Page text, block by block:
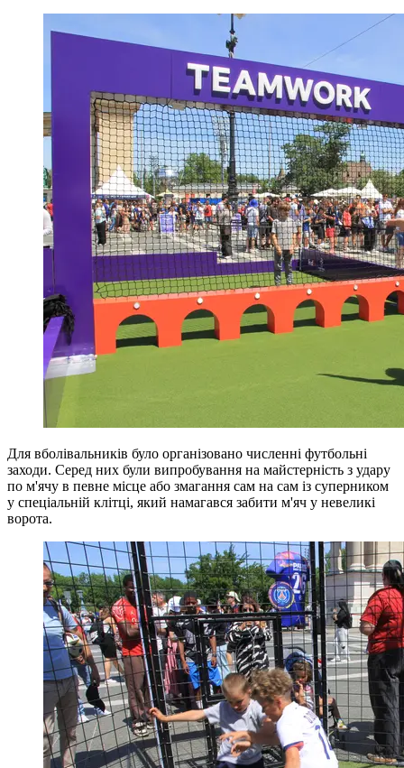
Для вболівальників було організовано численні футбольні
заходи. Серед них були випробування на майстерність з удару
по м'ячу в певне місце або змагання сам на сам із суперником
у спеціальній клітці, який намагався забити м'яч у невеликі
ворота.